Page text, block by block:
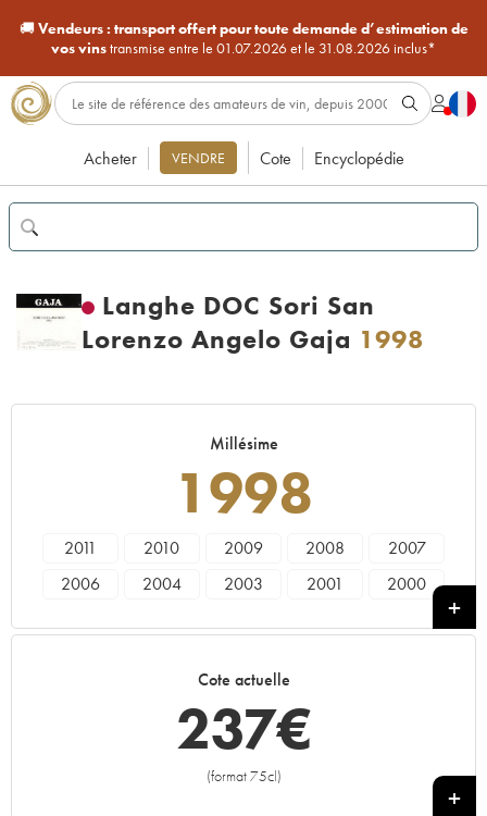
🚚Vendeurs : transport offert pour toute demande d’estimation de
vos vinstransmise entre le 01.07.2026 et le 31.08.2026 inclus*
Acheter VENDRE Cote Encyclopédie
Langhe DOC Sori San
Lorenzo Angelo Gaja 1998
Millésime
1998
2011 2010 2009 2008
2007
2006
2004 2003 2001
2000
Cote actuelle
237€
(format 75cl)
+